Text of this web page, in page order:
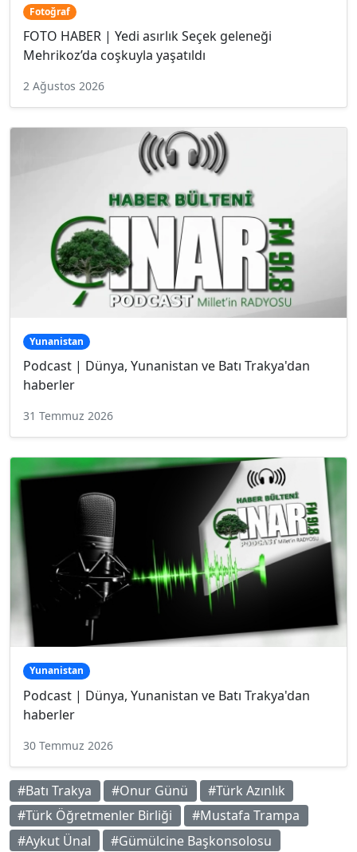
Fotoğraf
FOTO HΑΒER | Yedi asırlık Seçek geleneği
Mehrikoz’da coşkuyla yaşatıldı
2 Ağustos 2026
Yunanistan
Podcast | Dünya, Yunanistan ve Batı Trakya'dan
haberler
31 Temmuz 2026
Yunanistan
Podcast | Dünya, Yunanistan ve Batı Trakya'dan
haberler
30 Temmuz 2026
#Batı Trakya #Onur Günü
#Türk Azınlık
#Türk Öğretmenler Birliği
#Mustafa Trampa
#Aykut Ünal
#Gümülcine Başkonsolosu